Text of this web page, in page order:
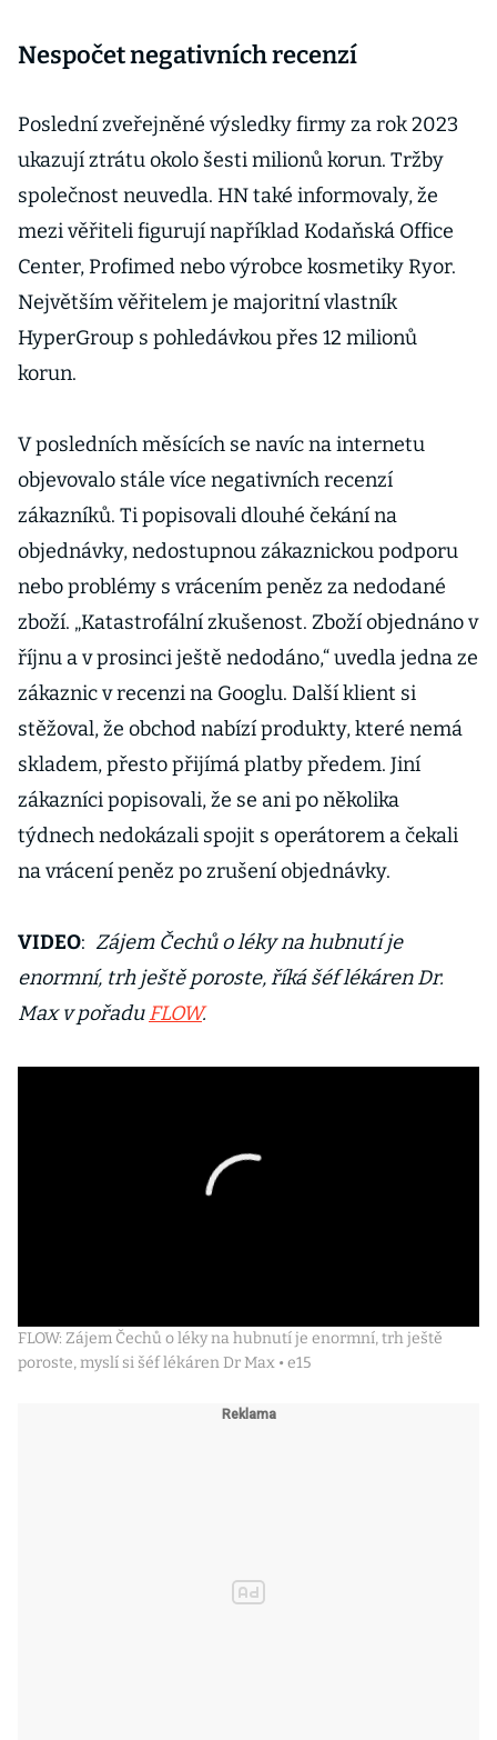
Nespočet negativních recenzí
Poslední zveřejněné výsledky firmy za rok 2023
ukazují ztrátu okolo šesti milionů korun. Tržby
společnost neuvedla. HN také informovaly, že
mezi věřiteli figurují například Kodaňská Office
Center, Profimed nebo výrobce kosmetiky Ryor.
Největším věřitelem je majoritní vlastník
HyperGroup s pohledávkou přes 12 milionů
korun.
V posledních měsících se navíc na internetu
objevovalo stále více negativních recenzí
zákazníků. Ti popisovali dlouhé čekání na
objednávky, nedostupnou zákaznickou podporu
nebo problémy s vrácením peněz za nedodané
zboží. „Katastrofální zkušenost. Zboží objednáno v
říjnu a v prosinci ještě nedodáno,“ uvedla jedna ze
zákaznic v recenzi na Googlu. Další klient si
stěžoval, že obchod nabízí produkty, které nemá
skladem, přesto přijímá platby předem. Jiní
zákazníci popisovali, že se ani po několika
týdnech nedokázali spojit s operátorem a čekali
na vrácení peněz po zrušení objednávky.
VIDEO: Zájem Čechů o léky na hubnutí je
enormní, trh ještě poroste, říká šéf lékáren Dr.
Max v pořaduFLOW.
FLOW: Zájem Čechů o léky na hubnutí je enormní, trh ještě
poroste, myslí si šéf lékáren Dr Max • e15